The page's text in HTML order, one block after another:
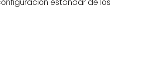
estándar de los